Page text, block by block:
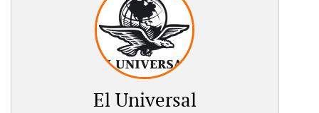
El Universal